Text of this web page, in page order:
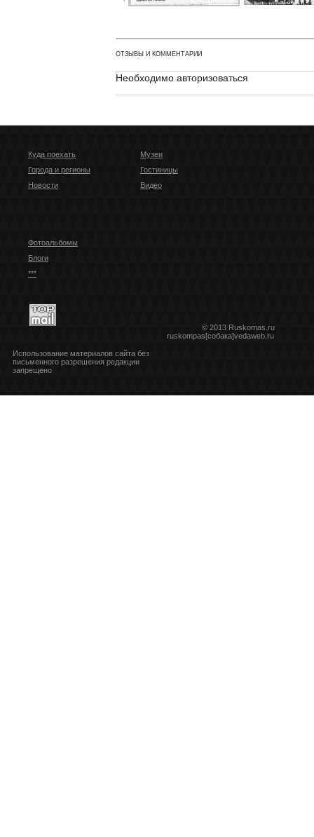
ОТЗЫВЫ И КОММЕНТАРИИ
Необходимо авторизоваться
Куда поехать
Города и регионы
Новости
Музеи
Гостиницы
Видео
Фотоальбомы
Блоги
***
© 2013 Ruskomas.ru
ruskompas[собака]vedaweb.ru
Использование материалов сайта без
письменного разрешения редакции
запрещено